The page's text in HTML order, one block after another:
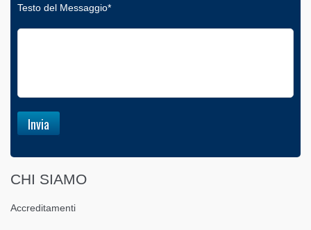
Testo del Messaggio*
CHI SIAMO
Accreditamenti